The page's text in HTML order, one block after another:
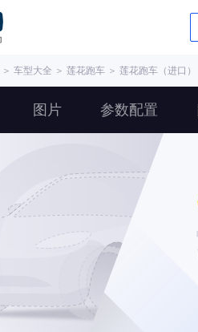
＞ 车型大全 ＞ 莲花跑车 ＞ 莲花跑车（进口）
图片 参数配置